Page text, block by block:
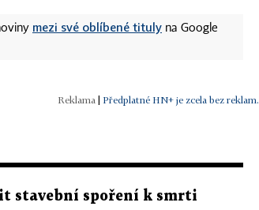
mezi své oblíbené tituly na Google
Předplatné HN+ je zcela bez reklam.
stavební spoření k smrti